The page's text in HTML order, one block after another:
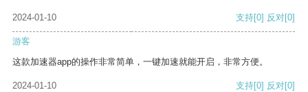
2024-01-10 支持[0] 反对[0]
游客
这款加速器app的操作非常简单，一键加速就能开启，非常方便。
2024-01-10 支持[0] 反对[0]